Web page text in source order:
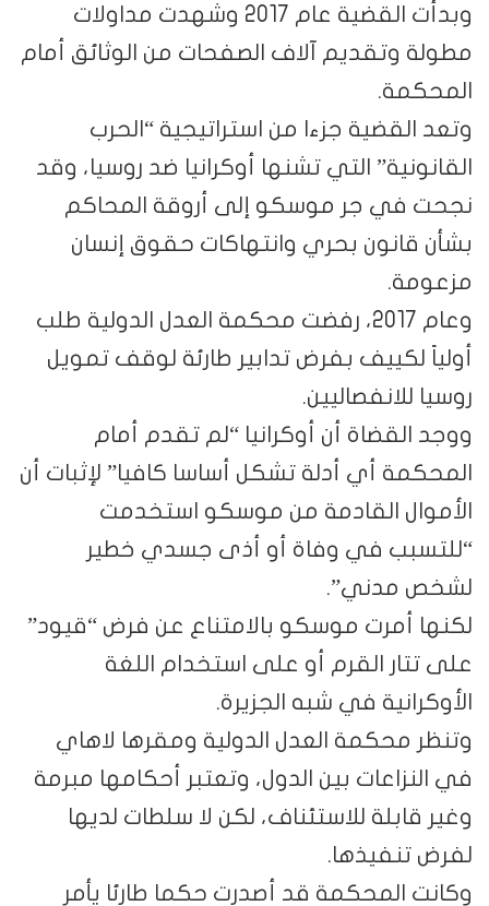
وبدأت القضية عام 2017 وشهدت مداولات
مطولة وتقديم آلاف الصفحات من الوثائق أمام
المحكمة.
وتعد القضية جزءا من استراتيجية “الحرب
القانونية” التي تشنها أوكرانيا ضد روسيا، وقد
نجحت في جر موسكو إلى أروقة المحاكم
بشأن قانون بحري وانتهاكات حقوق إنسان
مزعومة.
وعام 2017، رفضت محكمة العدل الدولية طلب
أولياً لكييف بفرض تدابير طارئة لوقف تمويل
روسيا للانفصاليين.
ووجد القضاة أن أوكرانيا “لم تقدم أمام
المحكمة أي أدلة تشكل أساسا كافيا” لإثبات أن
الأموال القادمة من موسكو استخدمت
“للتسبب في وفاة أو أذى جسدي خطير
لشخص مدني”.
لكنها أمرت موسكو بالامتناع عن فرض “قيود”
على تتار القرم أو على استخدام اللغة
الأوكرانية في شبه الجزيرة.
وتنظر محكمة العدل الدولية ومقرها لاهاي
في النزاعات بين الدول، وتعتبر أحكامها مبرمة
وغير قابلة للاستئناف، لكن لا سلطات لديها
لفرض تنفيذها.
وكانت المحكمة قد أصدرت حكما طارئا يأمر